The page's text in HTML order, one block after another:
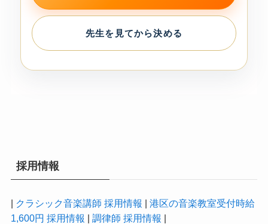
先生を見てから決める
採用情報
| クラシック音楽講師 採用情報 | 港区の音楽教室受付時給
1,600円 採用情報 | 調律師 採用情報 |